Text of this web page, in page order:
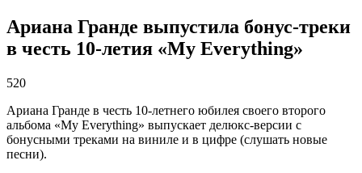
Ариана Гранде выпустила бонус-треки
в честь 10-летия «My Everything»
520
Ариана Гранде в честь 10-летнего юбилея своего второго
альбома «My Everything» выпускает делюкс-версии с
бонусными треками на виниле и в цифре (слушать новые
песни).